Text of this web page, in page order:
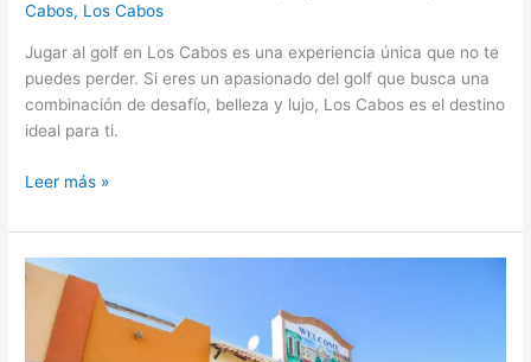
Cabos, Los Cabos
Jugar al golf en Los Cabos es una experiencia única que no te
puedes perder. Si eres un apasionado del golf que busca una
combinación de desafío, belleza y lujo, Los Cabos es el destino
ideal para ti.
Leer más »
Disfruta
Los
Cabos